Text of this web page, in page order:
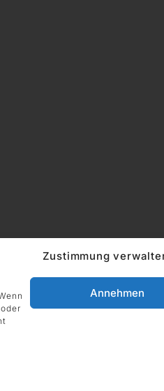
Zustimmung
Annehmen
ADRESSE
Grüneburgweg 123
60323 Frankfurt am Main
Deutschland